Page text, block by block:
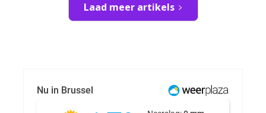
Laad meer artikels